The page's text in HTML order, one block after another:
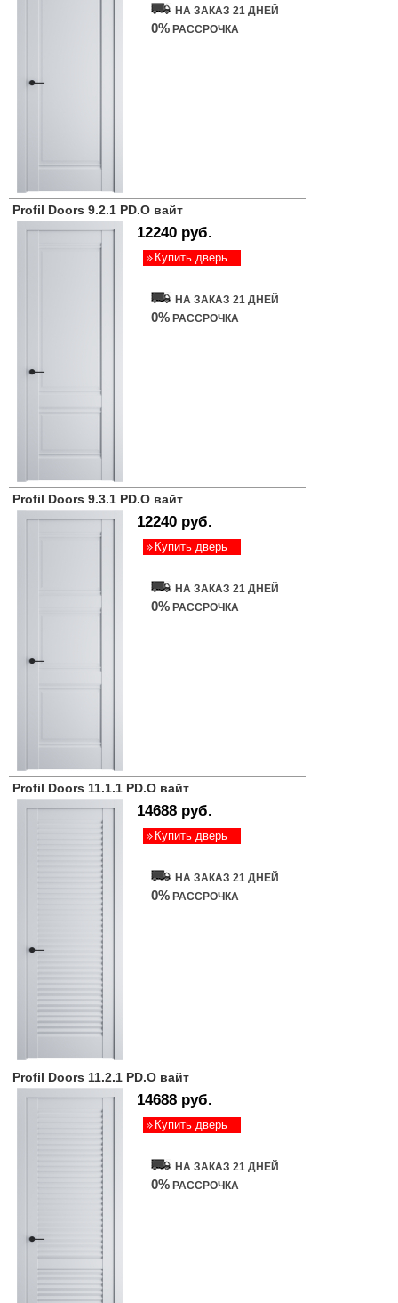
НА ЗАКАЗ 21 ДНЕЙ
0% РАССРОЧКА
Profil Doors 9.2.1 PD.O вайт
12240 руб.
Купить дверь
НА ЗАКАЗ 21 ДНЕЙ
0% РАССРОЧКА
Profil Doors 9.3.1 PD.O вайт
12240 руб.
Купить дверь
НА ЗАКАЗ 21 ДНЕЙ
0% РАССРОЧКА
Profil Doors 11.1.1 PD.O вайт
14688 руб.
Купить дверь
НА ЗАКАЗ 21 ДНЕЙ
0% РАССРОЧКА
Profil Doors 11.2.1 PD.O вайт
14688 руб.
Купить дверь
НА ЗАКАЗ 21 ДНЕЙ
0% РАССРОЧКА